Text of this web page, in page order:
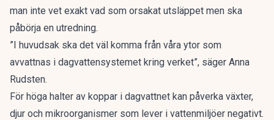
man inte vet exakt vad som orsakat utsläppet men ska
påbörja en utredning.
”I huvudsak ska det väl komma från våra ytor som
avvattnas i dagvattensystemet kring verket”, säger Anna
Rudsten.
För höga halter av koppar i dagvattnet kan påverka växter,
djur och mikroorganismer som lever i vattenmiljöer negativt.